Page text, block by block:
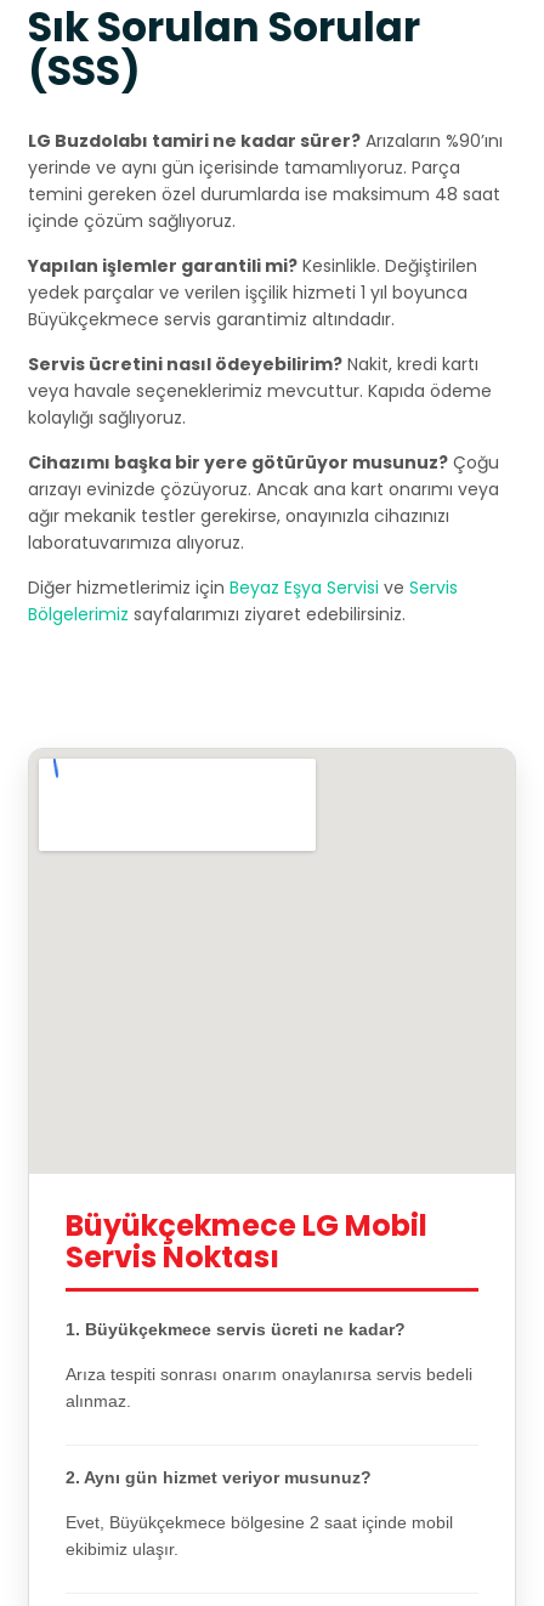
Sık Sorulan Sorular
(SSS)
LG Buzdolabı tamiri ne kadar sürer? Arızaların %90’ını
yerinde ve aynı gün içerisinde tamamlıyoruz. Parça
temini gereken özel durumlarda ise maksimum 48 saat
içinde çözüm sağlıyoruz.
Yapılan işlemler garantili mi? Kesinlikle. Değiştirilen
yedek parçalar ve verilen işçilik hizmeti 1 yıl boyunca
Büyükçekmece servis garantimiz altındadır.
Servis ücretini nasıl ödeyebilirim? Nakit, kredi kartı
veya havale seçeneklerimiz mevcuttur. Kapıda ödeme
kolaylığı sağlıyoruz.
Cihazımı başka bir yere götürüyor musunuz? Çoğu
arızayı evinizde çözüyoruz. Ancak ana kart onarımı veya
ağır mekanik testler gerekirse, onayınızla cihazınızı
laboratuvarımıza alıyoruz.
Diğer hizmetlerimiz için Beyaz Eşya Servisi ve Servis
Bölgelerimiz sayfalarımızı ziyaret edebilirsiniz.
Büyükçekmece LG Mobil
Servis Noktası
1. Büyükçekmece servis ücreti ne kadar?
Arıza tespiti sonrası onarım onaylanırsa servis bedeli
alınmaz.
2. Aynı gün hizmet veriyor musunuz?
Evet, Büyükçekmece bölgesine 2 saat içinde mobil
ekibimiz ulaşır.